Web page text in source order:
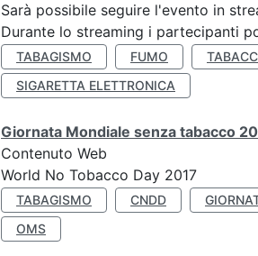
Sarà possibile seguire l'evento in
Durante lo streaming i partecipanti
TABAGISMO FUMO
SIGARETTA ELETTRONICA
Giornata Mondiale senza tabacco
Contenuto Web
World No Tobacco Day 2017
TABAGISMO CNDD
OMS